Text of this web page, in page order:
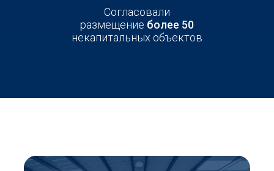
Согласовали
размещение более 50
некапитальных объектов